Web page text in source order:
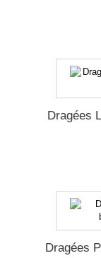
Dragées
Dragées